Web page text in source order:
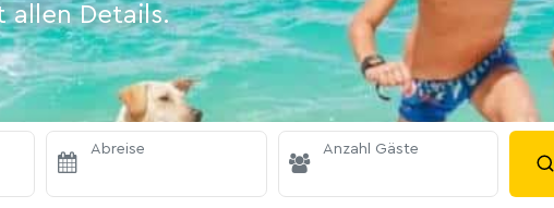
allen Details.
Abreise Anzahl Gäste